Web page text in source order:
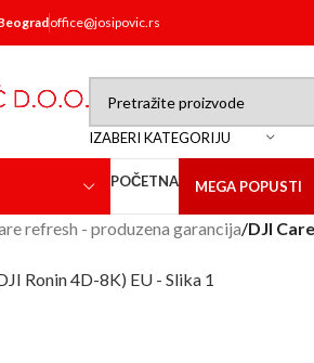
office@josipovic.rs
IZABERI KATEGORIJU
POČETNA MEGA POPUSTI
refresh - produzena garancija/DJI